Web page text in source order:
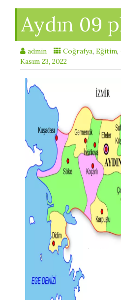
Aydın 09
admin Coğrafya, Eğitim,
Kasım 23, 2022